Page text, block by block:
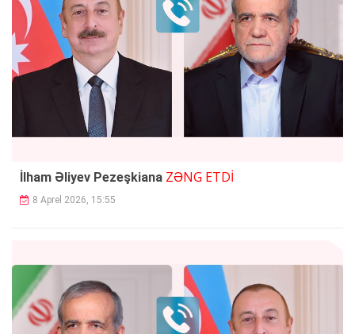
İlham Əliyev Pezeşkiana ZƏNG ETDİ
8 Aprel 2026, 15:55